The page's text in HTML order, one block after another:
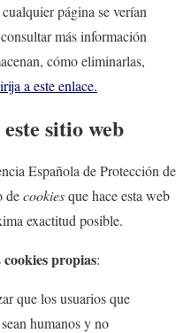
página se verían
más información
cómo eliminarlas,
a este enlace.
sitio web
Española de Protección de
decookiesque hace esta web
exactitud posible.
cookies propias:
que los usuarios que
humanos y no